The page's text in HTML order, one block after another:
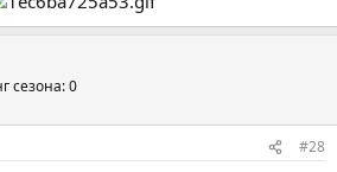
сезона: 0
#28